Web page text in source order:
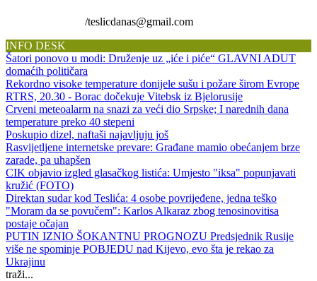
/teslicdanas@gmail.com
INFO DESK
Šatori ponovo u modi: Druženje uz „iće i piće“ GLAVNI ADUT
domaćih političara
Rekordno visoke temperature donijele sušu i požare širom Evrope
RTRS, 20.30 - Borac dočekuje Vitebsk iz Bjelorusije
Crveni meteoalarm na snazi za veći dio Srpske; I narednih dana
temperature preko 40 stepeni
Poskupio dizel, naftaši najavljuju još
Rasvijetljene internetske prevare: Građane mamio obećanjem brze
zarade, pa uhapšen
CIK objavio izgled glasačkog listića: Umjesto "iksa" popunjavati
kružić (FOTO)
Direktan sudar kod Teslića: 4 osobe povrijeđene, jedna teško
"Moram da se povučem": Karlos Alkaraz zbog tenosinovitisa
postaje očajan
PUTIN IZNIO ŠOKANTNU PROGNOZU Predsjednik Rusije
više ne spominje POBJEDU nad Kijevo, evo šta je rekao za
Ukrajinu
traži...